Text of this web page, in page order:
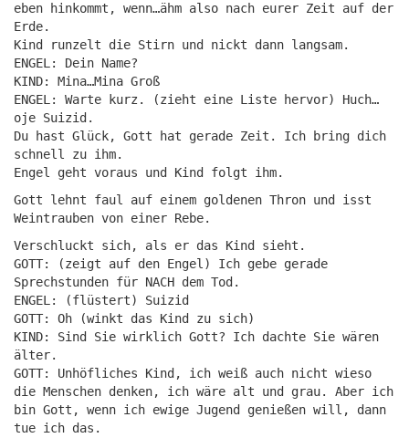
eben hinkommt, wenn…ähm also nach eurer Zeit auf der
Erde.
Kind runzelt die Stirn und nickt dann langsam.
ENGEL: Dein Name?
KIND: Mina…Mina Groß
ENGEL: Warte kurz. (zieht eine Liste hervor) Huch…
oje Suizid.
Du hast Glück, Gott hat gerade Zeit. Ich bring dich
schnell zu ihm.
Engel geht voraus und Kind folgt ihm.
Gott lehnt faul auf einem goldenen Thron und isst
Weintrauben von einer Rebe.
Verschluckt sich, als er das Kind sieht.
GOTT: (zeigt auf den Engel) Ich gebe gerade
Sprechstunden für NACH dem Tod.
ENGEL: (flüstert) Suizid
GOTT: Oh (winkt das Kind zu sich)
KIND: Sind Sie wirklich Gott? Ich dachte Sie wären
älter.
GOTT: Unhöfliches Kind, ich weiß auch nicht wieso
die Menschen denken, ich wäre alt und grau. Aber ich
bin Gott, wenn ich ewige Jugend genießen will, dann
tue ich das.